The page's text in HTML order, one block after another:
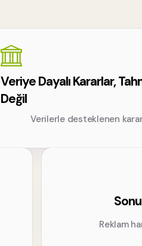
Veriye Dayalı Kararlar,
Değil
Verilerle desteklenen
Reklam